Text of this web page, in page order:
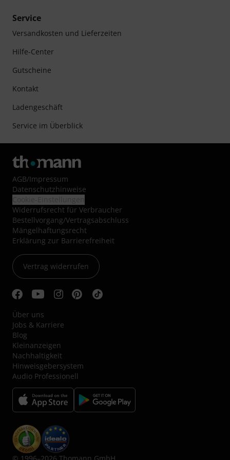
Service
Versandkosten und Lieferzeiten
Hilfe-Center
Gutscheine
Kontakt
Ladengeschäft
Service im Überblick
AGB/Impressum
Datenschutzhinweise
Widerrufsrecht für Verbraucher
Bestellvorgang/Vertragsabschluss
Mängelhaftungsrecht
Erklärung zur Barrierefreiheit
Vertrag widerrufen
Über uns
Jobs & Karriere
Blog
Kleinanzeigen
Nachhaltigkeit
Hinweisgebersystem
Audio Professionell